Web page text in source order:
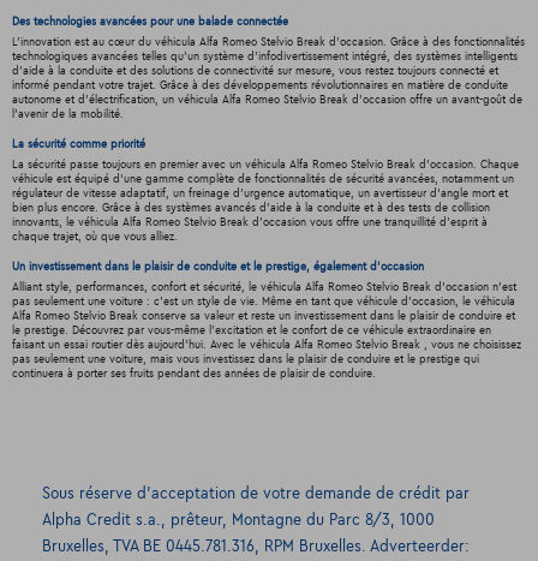
Des technologies avancées pour une balade connectée
L'innovation est au cœur du véhicula Alfa Romeo Stelvio Break d'occasion. Grâce à des fonctionnalités
technologiques avancées telles qu'un système d'infodivertissement intégré, des systèmes intelligents
d'aide à la conduite et des solutions de connectivité sur mesure, vous restez toujours connecté et
informé pendant votre trajet. Grâce à des développements révolutionnaires en matière de conduite
autonome et d'électrification, un véhicula Alfa Romeo Stelvio Break d'occasion offre un avant-goût de
l'avenir de la mobilité.
La sécurité comme priorité
La sécurité passe toujours en premier avec un véhicula Alfa Romeo Stelvio Break d'occasion. Chaque
véhicule est équipé d'une gamme complète de fonctionnalités de sécurité avancées, notamment un
régulateur de vitesse adaptatif, un freinage d'urgence automatique, un avertisseur d'angle mort et
bien plus encore. Grâce à des systèmes avancés d'aide à la conduite et à des tests de collision
innovants, le véhicula Alfa Romeo Stelvio Break d'occasion vous offre une tranquillité d'esprit à
chaque trajet, où que vous alliez.
Un investissement dans le plaisir de conduite et le prestige, également d'occasion
Alliant style, performances, confort et sécurité, le véhicula Alfa Romeo Stelvio Break d'occasion n'est
pas seulement une voiture : c'est un style de vie. Même en tant que véhicule d'occasion, le véhicula
Alfa Romeo Stelvio Break conserve sa valeur et reste un investissement dans le plaisir de conduire et
le prestige. Découvrez par vous-même l'excitation et le confort de ce véhicule extraordinaire en
faisant un essai routier dès aujourd'hui. Avec le véhicula Alfa Romeo Stelvio Break , vous ne choisissez
pas seulement une voiture, mais vous investissez dans le plaisir de conduire et le prestige qui
continuera à porter ses fruits pendant des années de plaisir de conduire.
Sous réserve d’acceptation de votre demande de crédit par
Alpha Credit s.a., prêteur, Montagne du Parc 8/3, 1000
Bruxelles, TVA BE 0445.781.316, RPM Bruxelles. Adverteerder: